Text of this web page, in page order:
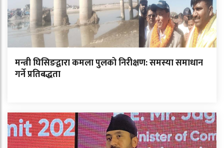
मन्त्री घिसिङद्वारा कमला पुलको निरीक्षण: समस्या समाधान
गर्ने प्रतिबद्धता